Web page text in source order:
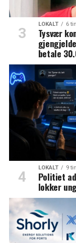
LOKALT 6
Tysvær
betale
LOKALT 9
Politiet
lokker